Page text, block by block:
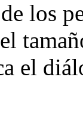
los
el